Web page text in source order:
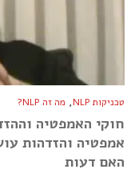
טכניקות NLP , מה זה NLP?
חוקי האמפטיה
אמפטיה והזדהות
האם דעות